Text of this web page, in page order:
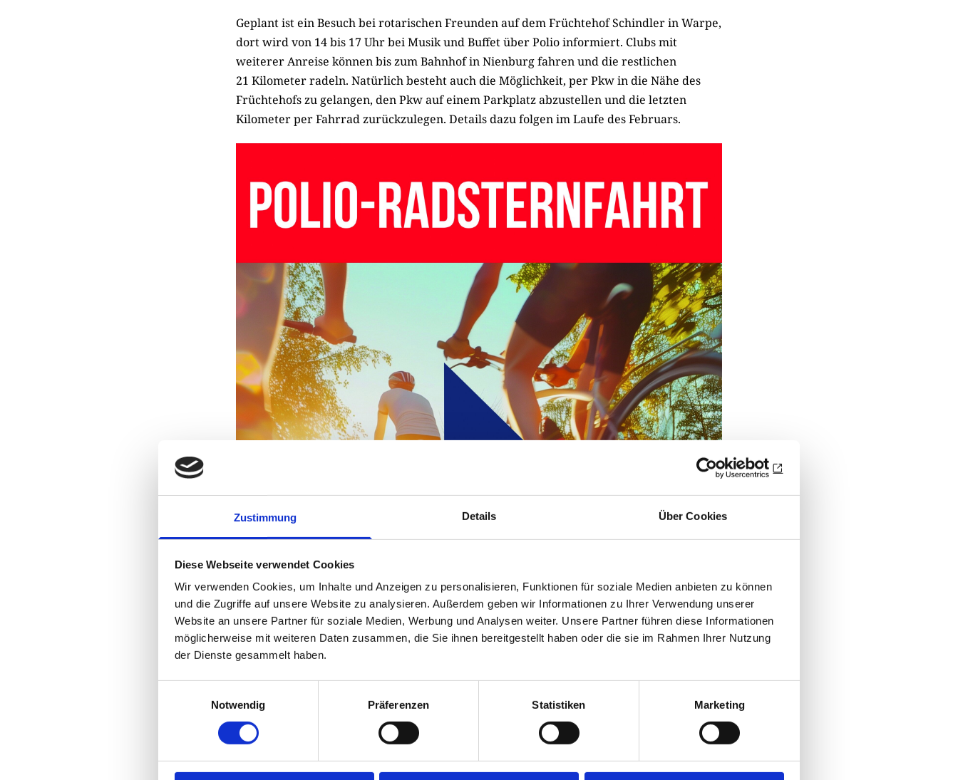
Zustimmung Details Über Cookies
Diese Webseite verwendet Cookies
Wir verwenden Cookies, um Inhalte und Anzeigen zu personalisieren, Funktionen für soziale Medien anbieten zu können
und die Zugriffe auf unsere Website zu analysieren. Außerdem geben wir Informationen zu Ihrer Verwendung unserer
Website an unsere Partner für soziale Medien, Werbung und Analysen weiter. Unsere Partner führen diese Informationen
möglicherweise mit weiteren Daten zusammen, die Sie ihnen bereitgestellt haben oder die sie im Rahmen Ihrer Nutzung
der Dienste gesammelt haben.
Notwendig
Präferenzen Statistiken Marketing
Geplant ist ein Besuch bei rotarischen Freunden auf dem Früchtehof Schindler in Warpe,
dort wird von 14 bis 17 Uhr bei Musik und Buffet über Polio informiert. Clubs mit
weiterer Anreise können bis zum Bahnhof in Nienburg fahren und die restlichen
21 Kilometer radeln. Natürlich besteht auch die Möglichkeit, per Pkw in die Nähe des
Früchtehofs zu gelangen, den Pkw auf einem Parkplatz abzustellen und die letzten
Kilometer per Fahrrad zurückzulegen. Details dazu folgen im Laufe des Februars.